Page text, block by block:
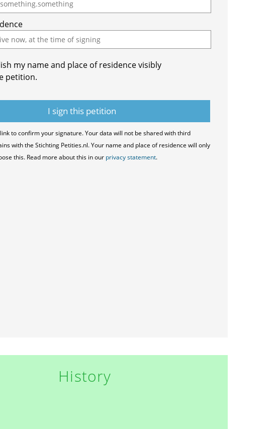
my name and place of residence visibly
petition.
to confirm your signature. Your data will not be shared with third
with the Stichting Petities.nl. Your name and place of residence will only
this. Read more about this in our privacy statement.
History